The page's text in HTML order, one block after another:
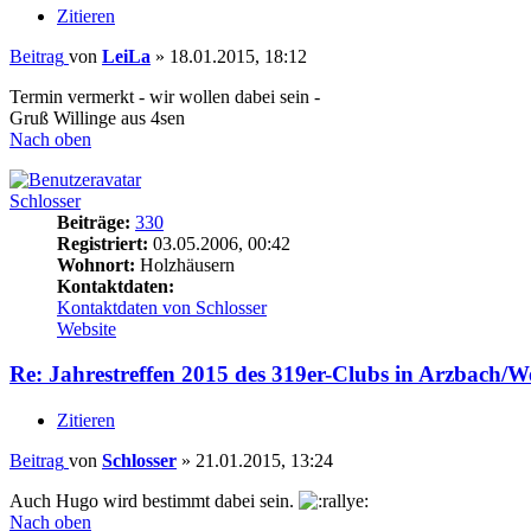
Zitieren
Beitrag von LeiLa » 18.01.2015, 18:12
Termin vermerkt - wir wollen dabei sein -
Gruß Willinge aus 4sen
Nach oben
Schlosser
Beiträge: 330
Registriert: 03.05.2006, 00:42
Wohnort: Holzhäusern
Kontaktdaten:
Kontaktdaten von Schlosser
Website
Re: Jahrestreffen 2015 des 319er-Clubs in Arzbach/
Zitieren
Beitrag von Schlosser » 21.01.2015, 13:24
Auch Hugo wird bestimmt dabei sein.
Nach oben